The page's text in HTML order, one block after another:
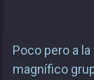
Poco pero a
magnífico